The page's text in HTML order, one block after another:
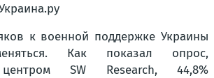
к военной поддержке Украины
Как показал опрос,
SW Research, 44,8%